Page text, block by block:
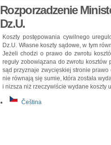
Rozporzadzenie
Dz.U.
Koszty postępowania cywilnego
Dz.U. Własne koszty sądowe, w tym
Jeżeli chodzi o prawo do zwrotu
reguły zobowiązana do zwrotu
sąd przyznaje zwycięskiej stronie prawo
nie równają się sumie, która została
i nizsza niż rzeczywiście wydane koszty
Čeština